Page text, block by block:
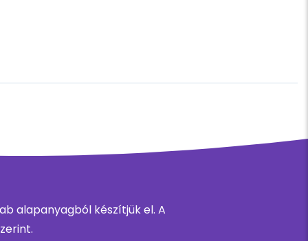
alapanyagból készítjük el. A